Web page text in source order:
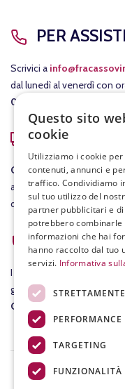
PER
Scrivici a
dal lunedì al venerdì con
08:00-12:30
COSTI DI
GRATISper le consegne
altrimenti il costo della
dall'Italia ti invieremo un
ACQUISTI
I tuoi
su
garantiti al 100%. Nel
CREDITO
©2024
Questo sito
cookie
Utilizziamo i cookie
contenuti, annunci e
traffico. Condividiamo
sul tuo utilizzo del
partner pubblicitari e
potrebbero combinarle
informazioni che hai
hanno raccolto dal tuo
servizi. Informativa
PERFORMANCE
TARGETING
FUNZIONALITÀ